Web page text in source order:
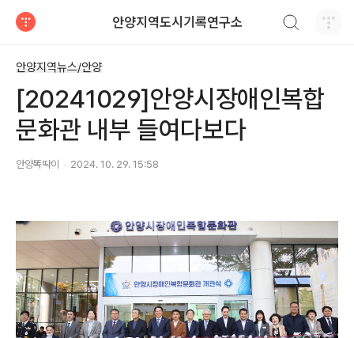
안양지역도시기록연구소
안양지역뉴스/안양
[20241029]안양시장애인복합
문화관 내부 들여다보다
안양똑딱이 2024. 10. 29. 15:58